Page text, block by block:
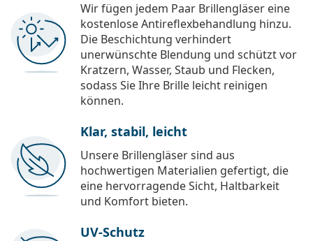
Wir fügen jedem Paar Brillengläser eine
kostenlose Antireflexbehandlung hinzu.
Die Beschichtung verhindert
unerwünschte Blendung und schützt vor
Kratzern, Wasser, Staub und Flecken,
sodass Sie Ihre Brille leicht reinigen
können.
Klar, stabil, leicht
Unsere Brillengläser sind aus
hochwertigen Materialien gefertigt, die
eine hervorragende Sicht, Haltbarkeit
und Komfort bieten.
UV-Schutz